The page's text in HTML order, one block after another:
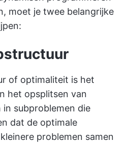
moet je twee belangrijke
of optimaliteit is het
het opsplitsen van
subproblemen die
dat de optimale
problemen samen